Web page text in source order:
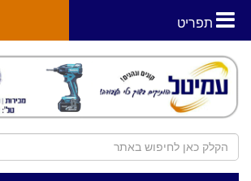
תפריט